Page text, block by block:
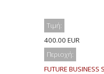
Τιμή:
400.00 EUR
Περιοχή:
FUTURE BUSINESS